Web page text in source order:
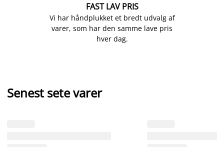
FAST LAV PRIS
Vi har håndplukket et bredt udvalg af
varer, som har den samme lave pris
hver dag.
Senest sete varer